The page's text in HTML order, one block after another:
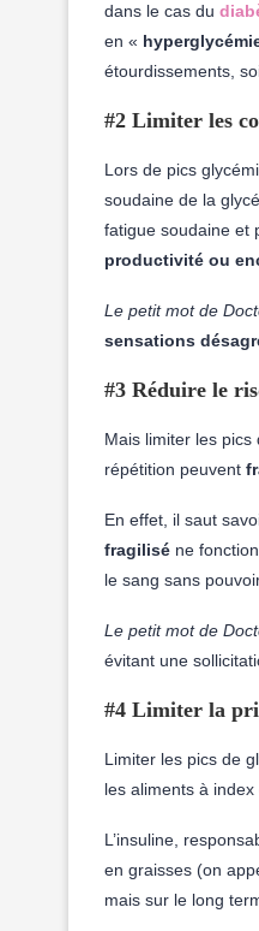
dans le cas du
en «
étourdissements,
#2 Limiter les
Lors de pics
soudaine de la
fatigue soudaine et
productivité ou
Le petit mot de
sensations
#3 Réduire le
Mais limiter les
répétition peuvent
En effet, il saut
fragilisé ne
le sang sans
Le petit mot de
évitant une
#4 Limiter la
Limiter les pics de
les aliments à index
L’insuline,
en graisses (on
mais sur le long